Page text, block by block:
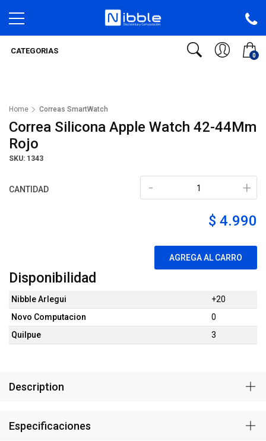
0
CATEGORIAS
Home Correas SmartWatch
Correa Silicona Apple Watch 42-44Mm
Rojo
SKU: 1343
CANTIDAD +
-
$ 4.990
AGREGA AL CARRO
Disponibilidad
Nibble Arlegui
+20
Novo Computacion
0
Quilpue
3
Description
Especificaciones